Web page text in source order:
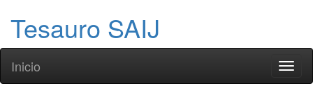
Tesauro SAIJ
Inicio